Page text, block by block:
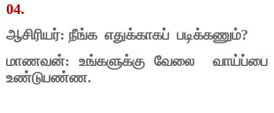
04.
ஆசிரியர்: நீங்க எதுக்காகப் படிக்கணும்?
மாணவன்: உங்களுக்கு வேலை
வாய்ப்பை
உண்டுபண்ண.